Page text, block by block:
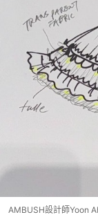
AMBUSH設計師Yoon